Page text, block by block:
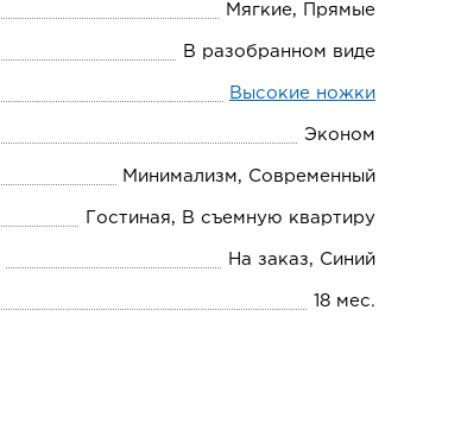
Мягкие, Прямые
В разобранном виде
Высокие ножки
Эконом
Минимализм, Современный
Гостиная, В съемную квартиру
На заказ, Синий
18 мес.